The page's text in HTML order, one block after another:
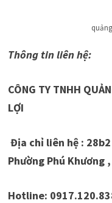
Thông tin liên hệ:
CÔNG TY TNHH
LỢI
Địa chỉ liên hệ :
Phường Phú Khương
Hotline: